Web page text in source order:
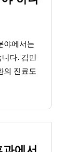
야에서는
다. 김민
의 진료도